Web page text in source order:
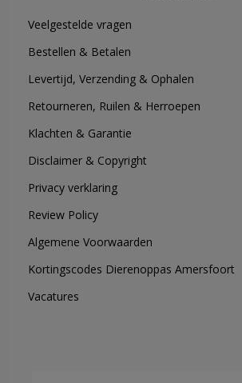
Veelgestelde vragen
Bestellen & Betalen
Levertijd, Verzending & Ophalen
Retourneren, Ruilen & Herroepen
Klachten & Garantie
Disclaimer & Copyright
Privacy verklaring
Review Policy
Algemene Voorwaarden
Kortingscodes Dierenoppas Amersfoort
Vacatures